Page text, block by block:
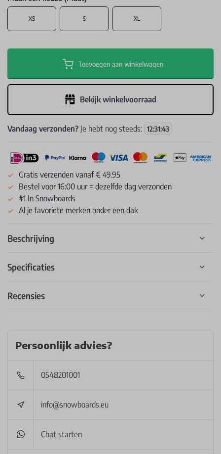
XS S XL
Toevoegen aan winkelwagen
Bekijk winkelvoorraad
Vandaag verzonden? Je hebt nog steeds: 12:31:43
Gratis verzenden vanaf € 49.95
Bestel voor 16:00 uur = dezelfde dag verzonden
#1 In Snowboards
Al je favoriete merken onder een dak
Beschrijving
Specificaties
Recensies
Persoonlijk advies?
0548201001
info@snowboards.eu
Chat starten